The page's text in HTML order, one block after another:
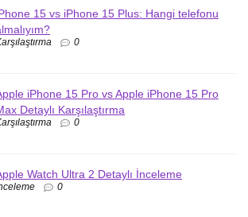
15 vs iPhone 15 Plus: Hangi telefonu
0
iPhone 15 Pro vs Apple iPhone 15 Pro
Detaylı Karşılaştırma
0
Watch Ultra 2 Detaylı İnceleme
0